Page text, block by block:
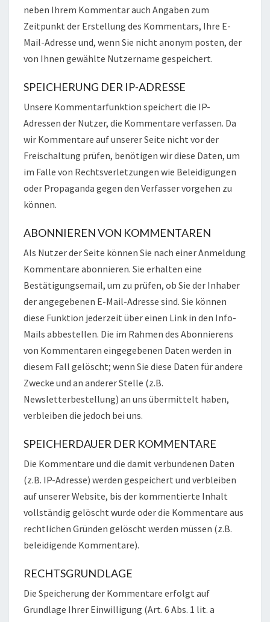
neben Ihrem Kommentar auch Angaben zum
Zeitpunkt der Erstellung des Kommentars, Ihre E-
Mail-Adresse und, wenn Sie nicht anonym posten, der
von Ihnen gewählte Nutzername gespeichert.
SPEICHERUNG DER IP-ADRESSE
Unsere Kommentarfunktion speichert die IP-
Adressen der Nutzer, die Kommentare verfassen. Da
wir Kommentare auf unserer Seite nicht vor der
Freischaltung prüfen, benötigen wir diese Daten, um
im Falle von Rechtsverletzungen wie Beleidigungen
oder Propaganda gegen den Verfasser vorgehen zu
können.
ABONNIEREN VON KOMMENTAREN
Als Nutzer der Seite können Sie nach einer Anmeldung
Kommentare abonnieren. Sie erhalten eine
Bestätigungsemail, um zu prüfen, ob Sie der Inhaber
der angegebenen E-Mail-Adresse sind. Sie können
diese Funktion jederzeit über einen Link in den Info-
Mails abbestellen. Die im Rahmen des Abonnierens
von Kommentaren eingegebenen Daten werden in
diesem Fall gelöscht; wenn Sie diese Daten für andere
Zwecke und an anderer Stelle (z.B.
Newsletterbestellung) an uns übermittelt haben,
verbleiben die jedoch bei uns.
SPEICHERDAUER DER KOMMENTARE
Die Kommentare und die damit verbundenen Daten
(z.B. IP-Adresse) werden gespeichert und verbleiben
auf unserer Website, bis der kommentierte Inhalt
vollständig gelöscht wurde oder die Kommentare aus
rechtlichen Gründen gelöscht werden müssen (z.B.
beleidigende Kommentare).
RECHTSGRUNDLAGE
Die Speicherung der Kommentare erfolgt auf
Grundlage Ihrer Einwilligung (Art. 6 Abs. 1 lit. a